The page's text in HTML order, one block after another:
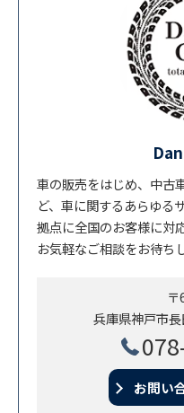
車の販売をはじめ、中古
ど、車に関するあらゆる
拠点に全国のお客様に対
お気軽なご相談をお待ち
兵庫県神戸市
お問い